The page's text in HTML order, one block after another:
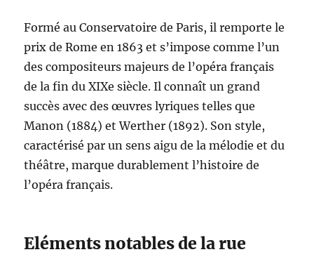
Formé au Conservatoire de Paris, il remporte le
prix de Rome en 1863 et s’impose comme l’un
des compositeurs majeurs de l’opéra français
de la fin du XIXe siècle. Il connaît un grand
succès avec des œuvres lyriques telles que
Manon (1884) et Werther (1892). Son style,
caractérisé par un sens aigu de la mélodie et du
théâtre, marque durablement l’histoire de
l’opéra français.
Eléments notables de la rue